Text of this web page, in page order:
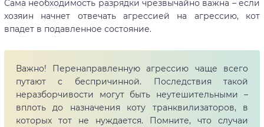
Сама необходимость разрядки чрезвычайно важна – если
хозяин начнет отвечать агрессией на агрессию, кот
впадет в подавленное состояние.
Важно! Перенаправленную агрессию чаще всего
путают с беспричинной. Последствия такой
неразборчивости могут быть неутешительными –
вплоть до назначения коту транквилизаторов, в
которых тот не нуждается. Помните, что случаи